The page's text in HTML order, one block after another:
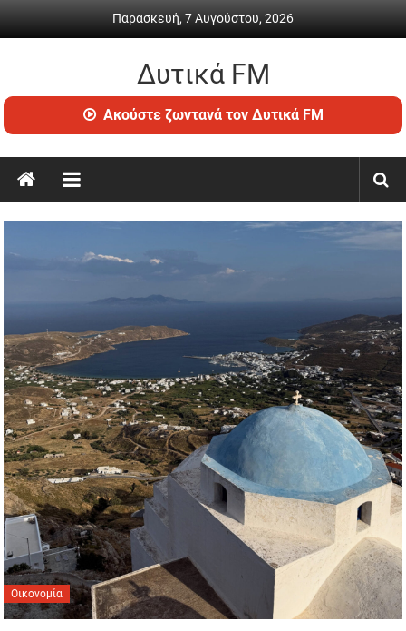
Παρασκευή, 7 Αυγούστου, 2026
Δυτικά FM
Ραδιόφωνο
•
ενημέρωση
Ακούστε ζωντανά τον Δυτικά FM
Οικονομία